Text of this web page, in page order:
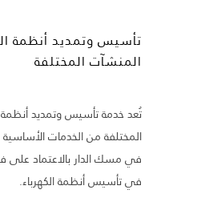
تأسيس وتمديد أنظمة
المنشآت المختلفة
تُعد خدمة تأسيس وتمديد أنظمة
المختلفة من الخدمات الأساسية
في مسك الدار بالاعتماد على
في تأسيس أنظمة الكهرباء.